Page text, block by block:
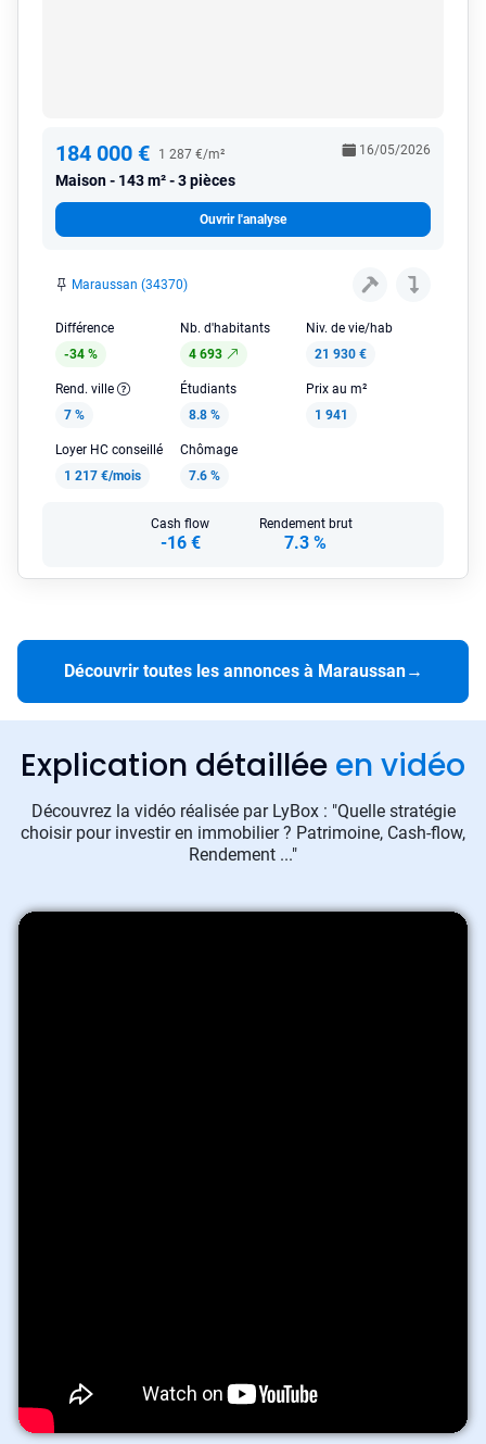
184 000 € 1 287 €/m²
Maison 143 m² - 3 pièces
16/05/2026
Ouvrir l'analyse
Maraussan (34370)
Différence
-34 %
Nb. d'habitants
4 693
Niv. de vie/hab
21 930 €
Rend. ville
7 %
Étudiants
8.8 %
Prix au m²
1 941
Loyer HC conseillé
1 217 €/mois
Chômage
7.6 %
Cash flow
-16 €
Rendement brut
7.3 %
Découvrir toutes les annonces à Maraussan→
Explication détaillée en vidéo
Découvrez la vidéo réalisée par LyBox : "Quelle stratégie
choisir pour investir en immobilier ? Patrimoine, Cash-flow,
Rendement ..."